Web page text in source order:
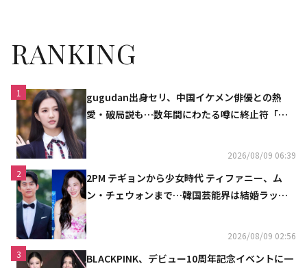
RANKING
1
gugudan出身セリ、中国イケメン俳優との熱
愛・破局説も…数年間にわたる噂に終止符「邪
2026/08/09 06:39
2
2PM テギョンから少女時代 ティファニー、ム
ン・チェウォンまで…韓国芸能界は結婚ラッシ
2026/08/09 02:56
3
BLACKPINK、デビュー10周年記念イベントに一